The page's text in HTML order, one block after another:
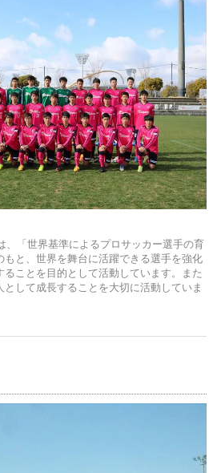
「世界基準によるプロサッカー選手の育
もと、世界を舞台に活躍できる選手を強化
ることを目的として活動しています。また
して成長することを大切に活動していま